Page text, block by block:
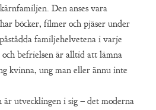
Den anses vara
böcker, filmer och pjäser under
familjehelvetena i varje
befrielsen är alltid att lämna
kvinna, ung man eller ännu inte
är utvecklingen i sig – det moderna